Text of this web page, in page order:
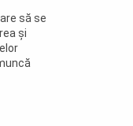
să se
și